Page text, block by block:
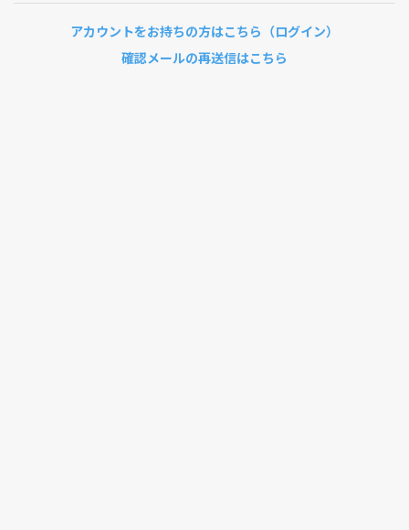
アカウントをお持ちの方はこちら（ログイン）
確認メールの再送信はこちら